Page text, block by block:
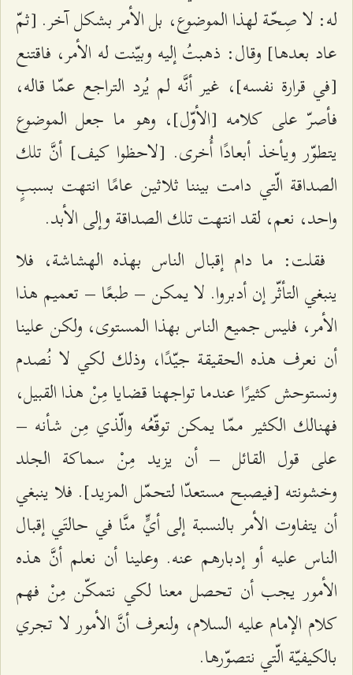
له: لا صِحّة لهذا الموضوع، بل الأمر بشكل آخر. [ثمّ
عاد بعدها] وقال: ذهبتُ إليه وبيّنت له الأمر، فاقتنع
[في قرارة نفسه]، غير أنَّه لم يُرد التراجع عمّا قاله،
فأصرّ على كلامه [الأوّل]، وهو ما جعل الموضوع
يتطوّر ويأخذ أبعادًا أُخرى. [لاحظوا كيف] أنَّ تلك
الصداقة الّتي دامت بيننا ثلاثين عامًا انتهت بسببٍ
واحد، نعم، لقد انتهت تلك الصداقة وإلى الأبد.
فقلت: ما دام إقبال الناس بهذه الهشاشة، فلا
ينبغي التأثّر إن أدبروا. لا يمكن – طبعًا – تعميم هذا
الأمر، فليس جميع الناس بهذا المستوى، ولكن علينا
أن نعرف هذه الحقيقة جيّدًا، وذلك لكي لا نُصدم
ونستوحش كثيرًا عندما تواجهنا قضايا مِنْ هذا القبيل،
فهنالك الكثير ممّا يمكن توقّعُه والّذي مِن شأنه –
على قول القائل – أن يزيد مِنْ سماكة الجلد
وخشونته [فيصبح مستعدّا لتحمّل المزيد]. فلا ينبغي
أن يتفاوت الأمر بالنسبة إلى أيٍّ منَّا في حالتَي إقبال
الناس عليه أو إدبارهم عنه. وعلينا أن نعلم أنَّ هذه
الأمور يجب أن تحصل معنا لكي نتمكّن مِنْ فهم
كلام الإمام عليه السلام، ولنعرف أنَّ الأمور لا تجري
بالكيفيّة الّتي نتصوّرها.